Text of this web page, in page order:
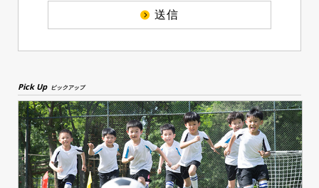
送信
Pick Up ピックアップ